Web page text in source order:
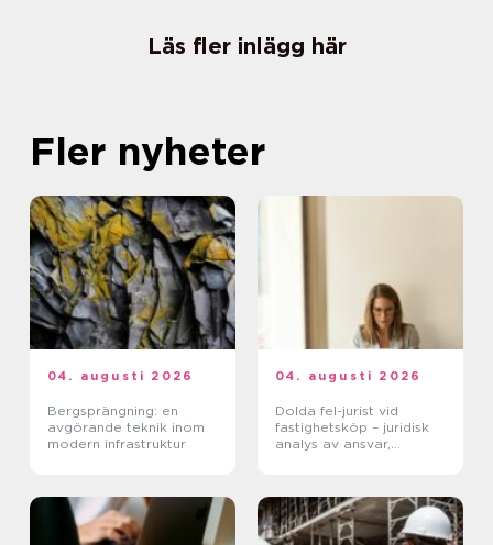
Läs fler inlägg här
Fler nyheter
04. augusti 2026
Bergsprängning: en
avgörande teknik inom
modern infrastruktur
04. augusti 2026
Dolda fel-jurist vid
fastighetsköp – juridisk
analys av ansvar,